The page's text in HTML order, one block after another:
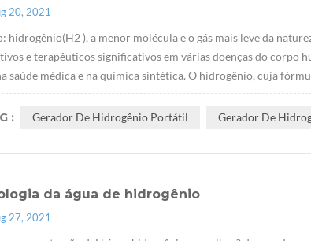
20, 2021
hidrogênio(H2 ), a menor molécula e o gás mais leve da
e terapêuticos significativos em várias doenças do corpo
saúde médica e na química sintética. O hidrogênio, cuja
: Gerador De Hidrogênio Portátil Gerador De
da água de hidrogênio
27, 2021